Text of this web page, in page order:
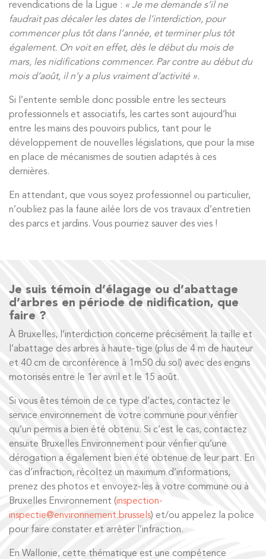
revendications de la Ligue : « Je me demande s’il ne
faudrait pas décaler les dates de l’interdiction, pour
commencer plus tôt dans l’année, et terminer plus tôt
également. On voit en effet, dès le début du mois de
mars, les nidifications commencer. Par contre au début du
mois d’août, il n’y a plus vraiment d’activité ».
Si l’entente semble donc possible entre les secteurs
professionnels et associatifs, les cartes sont aujourd’hui
entre les mains des pouvoirs publics, tant pour le
développement de nouvelles législations, que pour la mise
en place de mécanismes de soutien adaptés à ces
dernières.
En attendant, que vous soyez professionnel ou particulier,
n’oubliez pas la faune ailée lors de vos travaux d’entretien
des parcs et jardins. Vous pourriez sauver des vies !
Je suis témoin d’élagage ou d’abattage
d’arbres en période de nidification, que
faire ?
À Bruxelles, l’interdiction concerne précisément la taille et
l’abattage des arbres à haute-tige (plus de 4 m de hauteur
et 40 cm de circonférence à 1m50 du sol) avec des engins
motorisés entre le 1er avril et le 15 août.
Si vous êtes témoin de ce type d’actes, contactez le
service environnement de votre commune pour vérifier
qu’un permis a bien été obtenu. Si c’est le cas, contactez
ensuite Bruxelles Environnement pour vérifier qu’une
dérogation a également bien été obtenue de leur part. En
cas d’infraction, récoltez un maximum d’informations,
prenez des photos et envoyez-les à votre commune ou à
Bruxelles Environnement (inspection-
inspectie@environnement.brussels) et/ou appelez la police
pour faire constater et arrêter l’infraction.
En Wallonie, cette thématique est une compétence